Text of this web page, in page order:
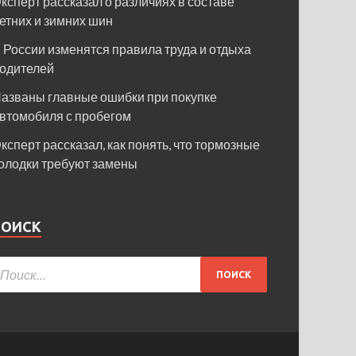
и зимних шин
России изменятся правила труда и отдыха
главные ошибки при покупке
с пробегом
рассказал, как понять, что тормозные
требуют замены